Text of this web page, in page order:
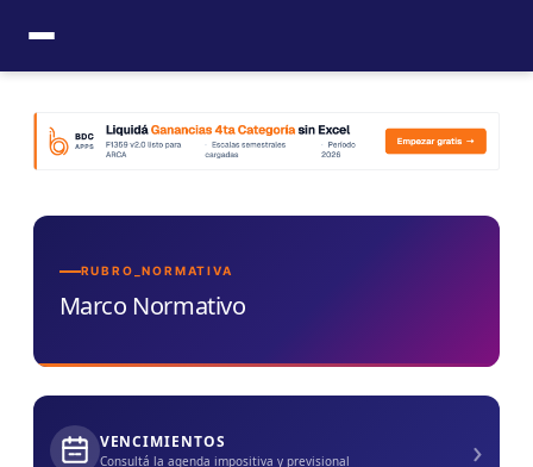
contenido
RUBRO_NORMATIVA
Marco Normativo
VENCIMIENTOS
Consultá la agenda impositiva y previsional ›